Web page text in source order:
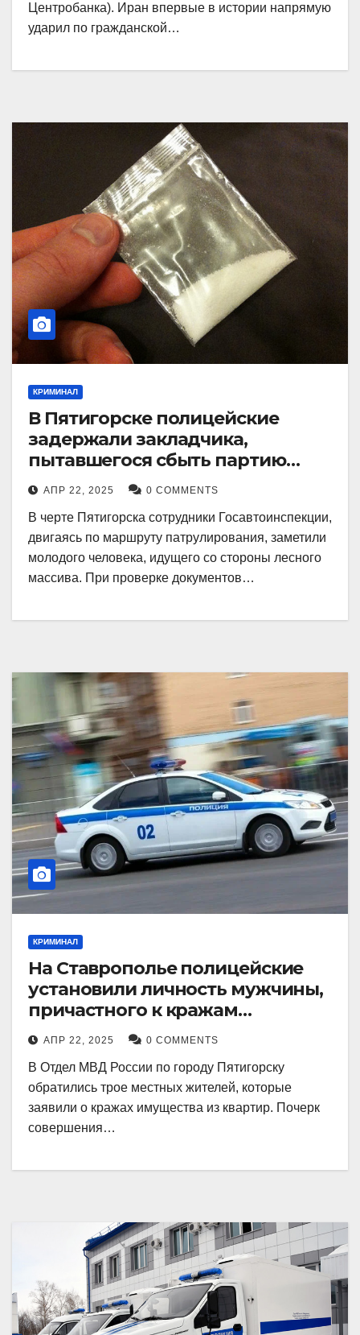
Центробанка). Иран впервые в истории напрямую
ударил по гражданской…
КРИМИНАЛ
В Пятигорске полицейские
задержали закладчика,
пытавшегося сбыть партию
синтетического наркотика
АПР 22, 2025 0 COMMENTS
В черте Пятигорска сотрудники Госавтоинспекции,
двигаясь по маршруту патрулирования, заметили
молодого человека, идущего со стороны лесного
массива. При проверке документов…
КРИМИНАЛ
На Ставрополье полицейские
установили личность мужчины,
причастного к кражам
имущества из квартир в
Пятигорске
АПР 22, 2025 0 COMMENTS
В Отдел МВД России по городу Пятигорску
обратились трое местных жителей, которые
заявили о кражах имущества из квартир. Почерк
совершения…